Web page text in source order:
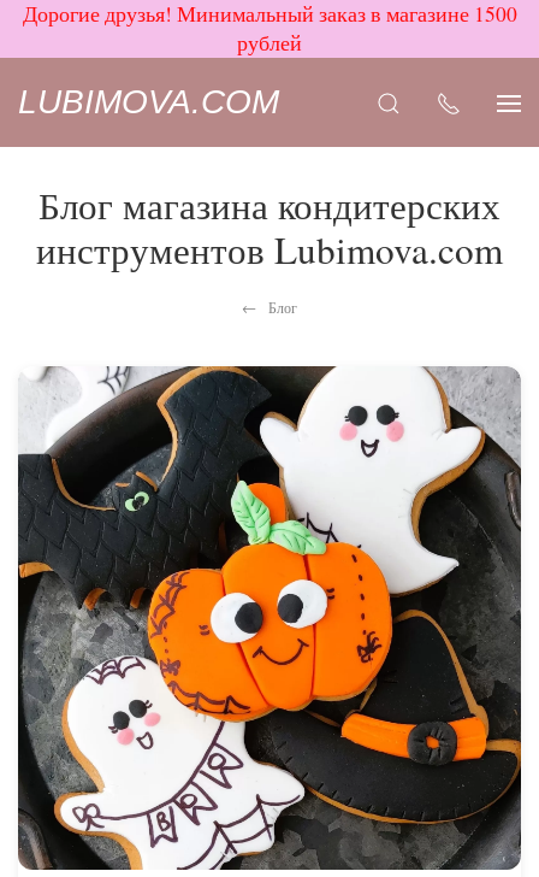
Дорогие друзья! Минимальный заказ в магазине 1500
рублей
LUBIMOVA.COM
Блог магазина кондитерских
инструментов Lubimova.com
Блог